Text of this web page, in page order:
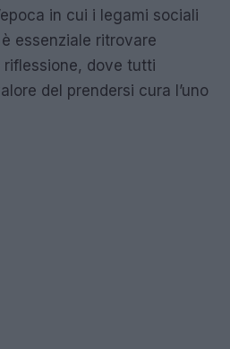
in cui i legami sociali
essenziale ritrovare
dove tutti
del prendersi cura l’uno